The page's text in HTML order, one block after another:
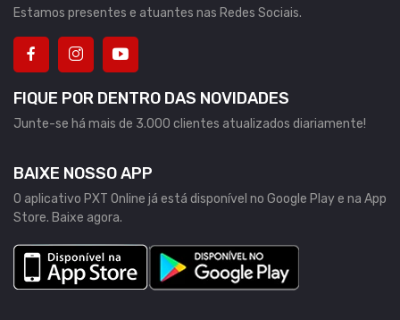
Estamos presentes e atuantes nas Redes Sociais.
FIQUE POR DENTRO DAS NOVIDADES
Junte-se há mais de 3.000 clientes atualizados diariamente!
BAIXE NOSSO APP
O aplicativo PXT Online já está disponível no Google Play e na App
Store. Baixe agora.